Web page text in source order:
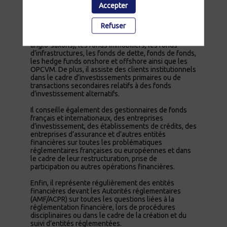
Antoine dispose d’une expérience significative dans
la structuration de véhicules d’investissement tels
que les fonds de private equity (véhicules français,
anglo-saxons), les fonds immobiliers, les fonds
d’infrastructures, les fonds de dette, fonds de fonds,
les hedge funds onshore et offshore ainsi que les
OPCVM. De plus, il assiste des clients institutionnels
dans le cadre d’investissements primaires ou de
transactions secondaires relatifs à des fonds
d’investissement alternatifs.
Il conseille également des gestionnaires de fonds
français et internationaux, des entreprises
d’investissement, des établissements de crédits, des
entreprises d’assurance et d’autres entités
financières sur toutes les problématiques
réglementaires françaises ou européennes et dans
le cadre de leur restructuration, prise de
participation ou autres opérations financières.
Enfin, il représente régulièrement des entités
financières devant les Autorités réglementaires
(AMF/ACPR) sur toutes les questions liées à la
réglementation financière, lors de procédures
disciplinaires ou dans le cadre de la création et du
suivi d’entités réglementées.
Accepter
Refuser